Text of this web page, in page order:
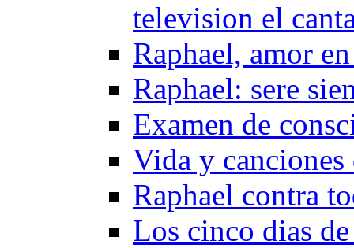
television el
Raphael, amor
Raphael: sere
Examen de
Vida y canciones
Raphael contra
Los cinco dias